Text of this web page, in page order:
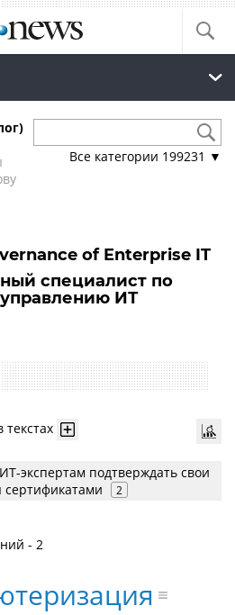
Все категории 199231 ▼
of Enterprise IT
специалист по
ИТ
экспертам подтверждать свои
сертификатами
2
- 2